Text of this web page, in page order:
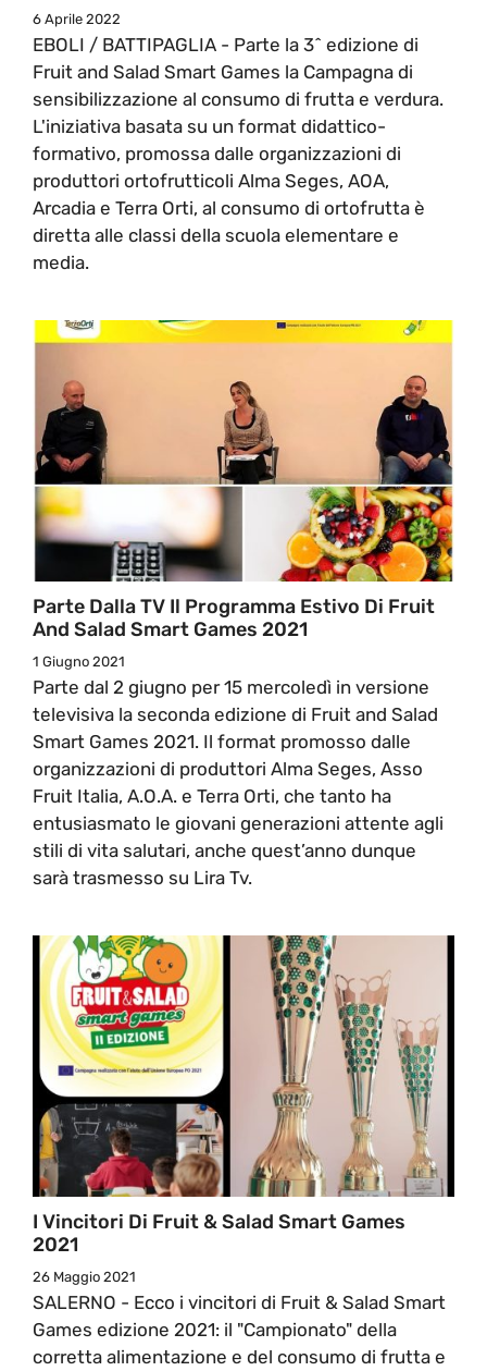
6 Aprile 2022
EBOLI / BATTIPAGLIA - Parte la 3^ edizione di
Fruit and Salad Smart Games la Campagna di
sensibilizzazione al consumo di frutta e verdura.
L'iniziativa basata su un format didattico-
formativo, promossa dalle organizzazioni di
produttori ortofrutticoli Alma Seges, AOA,
Arcadia e Terra Orti, al consumo di ortofrutta è
diretta alle classi della scuola elementare e
media.
Parte Dalla TV Il Programma Estivo Di Fruit
And Salad Smart Games 2021
1 Giugno 2021
Parte dal 2 giugno per 15 mercoledì in versione
televisiva la seconda edizione di Fruit and Salad
Smart Games 2021. Il format promosso dalle
organizzazioni di produttori Alma Seges, Asso
Fruit Italia, A.O.A. e Terra Orti, che tanto ha
entusiasmato le giovani generazioni attente agli
stili di vita salutari, anche quest’anno dunque
sarà trasmesso su Lira Tv.
I Vincitori Di Fruit & Salad Smart Games
2021
26 Maggio 2021
SALERNO - Ecco i vincitori di Fruit & Salad Smart
Games edizione 2021: il "Campionato" della
corretta alimentazione e del consumo di frutta e